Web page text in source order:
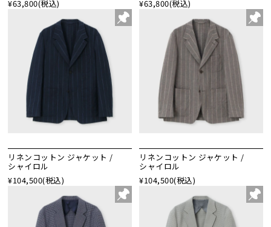
¥63,800(税込)
¥63,800(税込)
リネンコットン ジャケット /
シャイロル
¥104,500(税込)
リネンコットン ジャケット /
シャイロル
¥104,500(税込)